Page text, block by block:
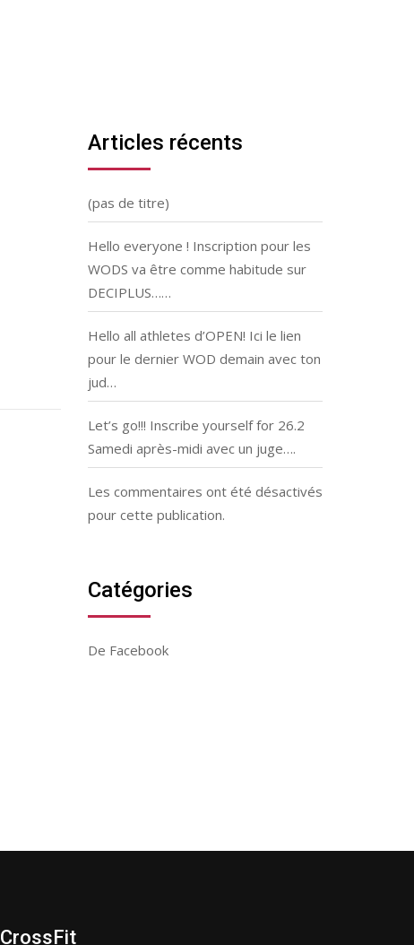
Articles récents
(pas de titre)
Hello everyone ! Inscription pour les
WODS va être comme habitude sur
DECIPLUS……
Hello all athletes d’OPEN! Ici le lien
pour le dernier WOD demain avec ton
jud…
Let’s go!!! Inscribe yourself for 26.2
Samedi après-midi avec un juge….
Les commentaires ont été désactivés
pour cette publication.
Catégories
De Facebook
CrossFit